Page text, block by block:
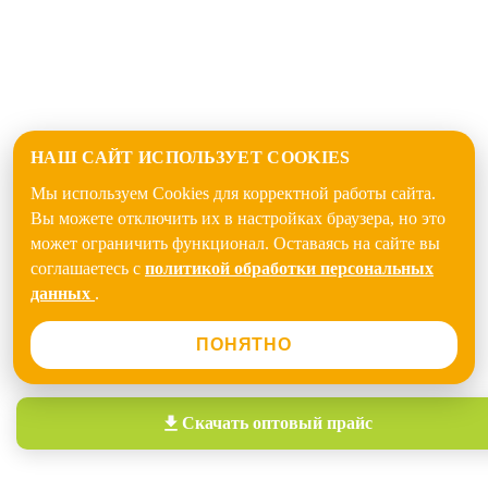
НАШ САЙТ ИСПОЛЬЗУЕТ COOKIES
Мы используем Cookies для корректной работы сайта.
Вы можете отключить их в настройках браузера, но это
может ограничить функционал. Оставаясь на сайте вы
соглашаетесь с политикой обработки персональных
данных .
ПОНЯТНО
Скачать оптовый прайс